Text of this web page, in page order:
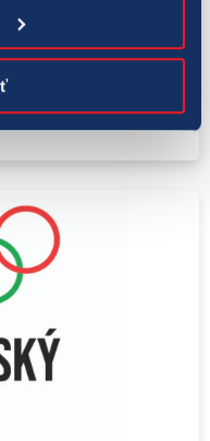
mladých